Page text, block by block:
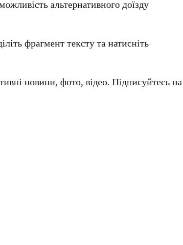
альтернативного доїзду
фрагмент тексту та натисніть
новини, фото, відео. Підписуйтесь на